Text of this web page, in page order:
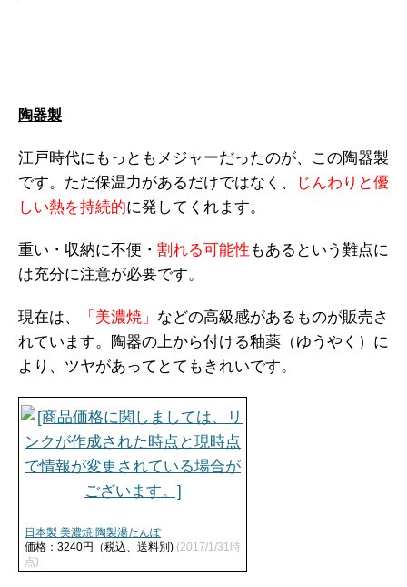
陶器製
江戸時代にもっともメジャーだったのが、この陶器製
です。ただ保温力があるだけではなく、
じんわりと優
しい熱を持続的に発してくれます。
重い・収納に不便・ 割れる可能性 もあるという難点に
は充分に注意が必要です。
現在は、 「美濃焼」 などの高級感があるものが販売さ
れています。陶器の上から付ける釉薬（ゆうやく）に
より、ツヤがあってとてもきれいです。
日本製 美濃焼 陶製湯たんぽ
価格：3240円（税込、送料別) (2017/1/31時
点)